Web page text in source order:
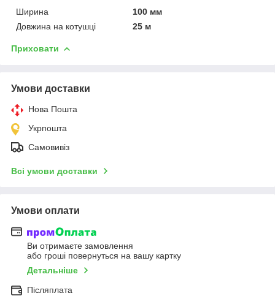
Ширина
100 мм
Довжина на котушці
25 м
Приховати
Умови доставки
Нова Пошта
Укрпошта
Самовивіз
Всі умови доставки
Умови оплати
Ви отримаєте замовлення
або гроші повернуться на вашу картку
Детальніше
Післяплата